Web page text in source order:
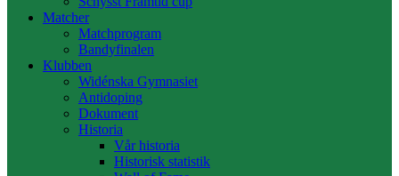
Matcher
Matchprogram
Bandyfinalen
Klubben
Widénska Gymnasiet
Antidoping
Dokument
Historia
Vår historia
Historisk statistik